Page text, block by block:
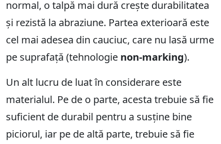
normal, o talpă mai dură crește durabilitatea
și rezistă la abraziune. Partea exterioară este
cel mai adesea din cauciuc, care nu lasă urme
pe suprafață (tehnologie non-marking).
Un alt lucru de luat în considerare este
materialul. Pe de o parte, acesta trebuie să fie
suficient de durabil pentru a susține bine
piciorul, iar pe de altă parte, trebuie să fie